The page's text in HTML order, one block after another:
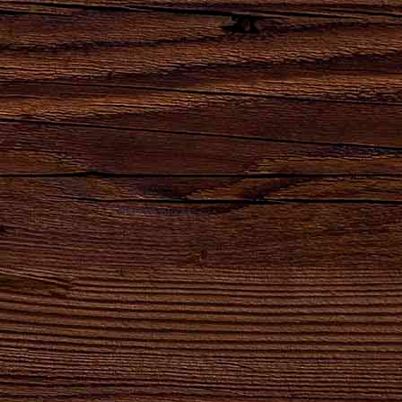
Натуральный
продукт
естественного
брожения.
Партнеры,
реализующие
продукцию
"Брянскпиво"
Натуральный
продукт
высшего
качества для
хлеба и
кваса.
Сила
удара
твоего
сердца!
8-800-100-16-50
ОБРАТНЫЙ ЗВОНОК
gost@bryanskpivo.ru